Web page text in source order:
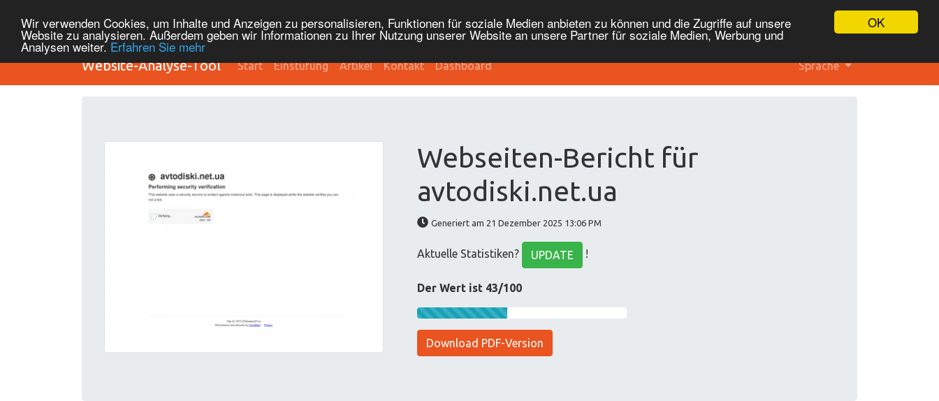
OK
Wir verwenden Cookies, um Inhalte und Anzeigen zu personalisieren, Funktionen für soziale Medien anbieten zu können und die Zugriffe auf unsere
Website zu analysieren. Außerdem geben wir Informationen zu Ihrer Nutzung unserer Website an unsere Partner für soziale Medien, Werbung und
Analysen weiter. Erfahren Sie mehr
Website-Analyse-Tool Start Einstufung Artikel Kontakt Dashboard Sprache
Webseiten-Bericht für
avtodiski.net.ua
Generiert am 21 Dezember 2025 13:06 PM
Aktuelle Statistiken? UPDATE !
Der Wert ist 43/100
Download PDF-Version